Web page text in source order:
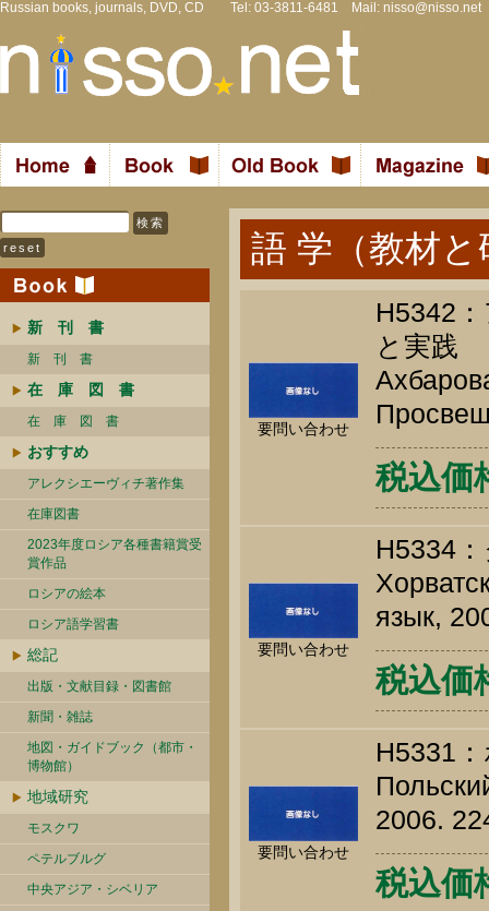
Russian books, journals, DVD, CD Tel: 03-3811-6481 Mail: nisso@nisso.net
新 刊 書
新 刊 書
在 庫 図 書
在 庫 図 書
おすすめ
アレクシエーヴィチ著作集
在庫図書
2023年度ロシア各種書籍賞受
賞作品
ロシアの絵本
ロシア語学習書
総記
出版・文献目録・図書館
新聞・雑誌
地図・ガイドブック（都市・
博物館）
地域研究
モスクワ
ペテルブルグ
中央アジア・シベリア
語 学（教材と
要問い合わせ
H5342
と実践
税込価
要問い合わせ
H5334
язык,
税込価
要問い合わせ
H5331
2006.
税込価